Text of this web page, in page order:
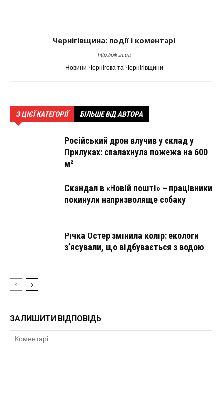
Чернігівщина: події і коментарі
http://pik.in.ua
Новини Чернігова та Чернігівщини
З ЦІЄЇ КАТЕГОРІЇ БІЛЬШЕ ВІД АВТОРА
Російський дрон влучив у склад у
Прилуках: спалахнула пожежа на 600
м²
Скандал в «Новій пошті» – працівники
покинули напризволяще собаку
Річка Остер змінила колір: екологи
з’ясували, що відбувається з водою
ЗАЛИШИТИ ВІДПОВІДЬ